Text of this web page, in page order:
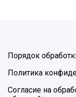
Порядок
Политика
Согласие на